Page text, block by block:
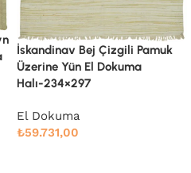
İskandinav Bej Çizgili Pamuk
Üzerine Yün El Dokuma
Halı-245×290
El Dokuma
₺61.106,00